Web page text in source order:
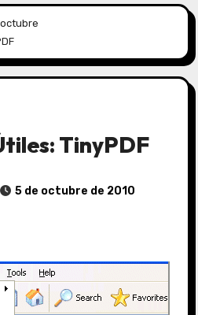
octubre
TinyPDF
5 de octubre de 2010